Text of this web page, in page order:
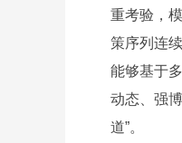
重考验，
策序列连
能够基于
动态、强
道”。